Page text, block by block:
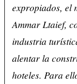
expropiados, el
Ammar Ltaief,
industria
alentar la
hoteles. Para